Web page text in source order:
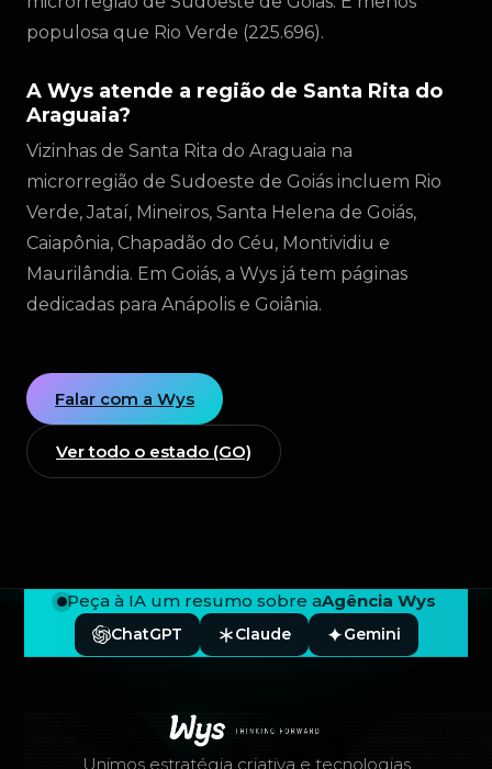
populosa que Rio Verde (225.696).
A Wys atende a região de Santa Rita do
Araguaia?
Vizinhas de Santa Rita do Araguaia na
microrregião de Sudoeste de Goiás incluem Rio
Verde, Jataí, Mineiros, Santa Helena de Goiás,
Caiapônia, Chapadão do Céu, Montividiu e
Maurilândia. Em Goiás, a Wys já tem páginas
dedicadas para Anápolis e Goiânia.
Falar com a Wys
Ver todo o estado (GO)
Peça à IA um resumo sobre aAgência Wys
ChatGPT Claude Gemini
Unimos estratégia criativa e tecnologias